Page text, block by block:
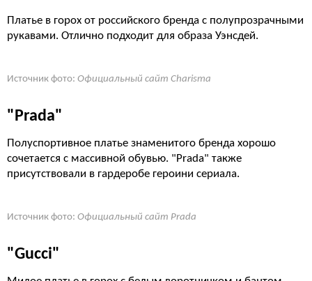
Платье в горох от российского бренда с полупрозрачными
рукавами. Отлично подходит для образа Уэнсдей.
Источник фото: Официальный сайт Charisma
"Prada"
Полуспортивное платье знаменитого бренда хорошо
сочетается с массивной обувью. "Prada" также
присутствовали в гардеробе героини сериала.
Источник фото: Официальный сайт Prada
"Gucci"